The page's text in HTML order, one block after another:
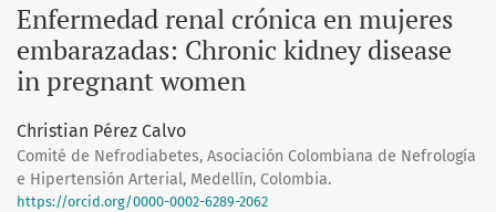
Enfermedad renal crónica en mujeres
embarazadas: Chronic kidney disease
in pregnant women
Christian Pérez Calvo
Comité de Nefrodiabetes, Asociación Colombiana de Nefrología
e Hipertensión Arterial, Medellín, Colombia.
https://orcid.org/0000-0002-6289-2062